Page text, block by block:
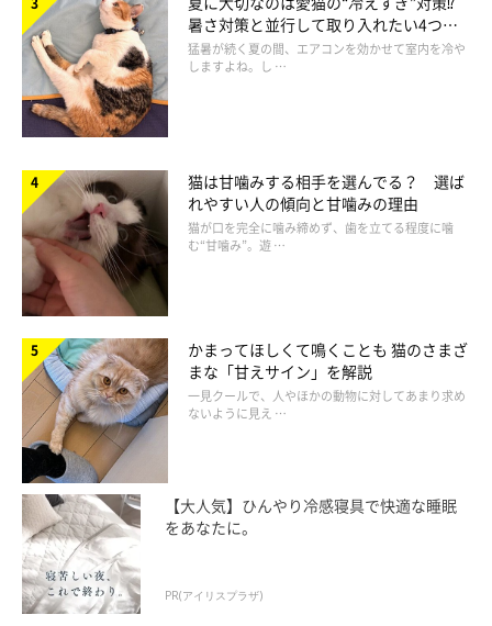
暑さ対策と並行して取り入れたい4つの
工夫
猛暑が続く夏の間、エアコンを効かせて室内を冷や
しますよね。し …
猫は甘噛みする相手を選んでる？ 選ば
れやすい人の傾向と甘噛みの理由
猫が口を完全に噛み締めず、歯を立てる程度に噛
む“甘噛み”。遊 …
かまってほしくて鳴くことも 猫のさまざ
まな「甘えサイン」を解説
一見クールで、人やほかの動物に対してあまり求め
ないように見え …
【大人気】ひんやり冷感寝具で快適な睡眠
をあなたに。
PR(アイリスプラザ)